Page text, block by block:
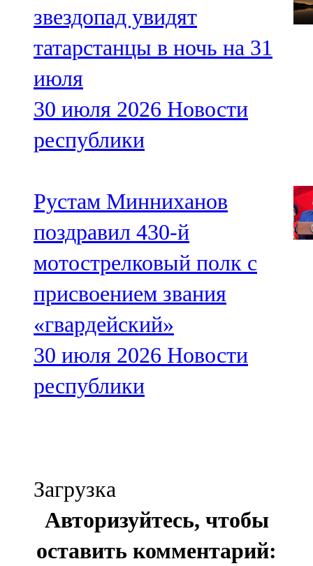
звездопад увидят
татарстанцы в ночь на 31
июля
30 июля 2026 Новости
республики
Рустам Минниханов
поздравил 430-й
мотострелковый полк с
присвоением звания
«гвардейский»
30 июля 2026 Новости
республики
Загрузка
Авторизуйтесь, чтобы
оставить комментарий: